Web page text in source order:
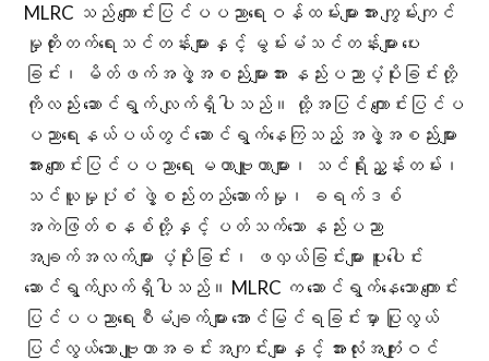
MLRC သည် ကျောင်းပြင်ပပညာရေးဝန်ထမ်းများအား ကျွမ်းကျင်
မှုတိုးတက်ရေးသင်တန်းများနှင့် မွမ်းမံသင်တန်းများ ပေး
ခြင်း၊ မိတ်ဖက်အဖွဲ့အစည်းများအား နည်းပညာပံ့ပိုးခြင်းတို့
ကိုလည်း ဆောင်ရွက် လျက်ရှိပါသည်။ ထို့အပြင် ကျောင်းပြင်ပ
ပညာရေးနယ်ပယ်တွင် ဆောင်ရွက်နေကြသည့် အဖွဲ့အစည်းများ
အား ကျောင်းပြင်ပပညာရေး မဟာဗျူဟာများ၊ သင်ရိုးညွှန်းတမ်း၊
သင်ယူမှုပုံစံ ဖွဲ့စည်းတည်ဆောက်မှု၊ ခရက်ဒစ်
အကဲဖြတ်စနစ်တို့နှင့် ပတ်သက်သော နည်းပညာ
အချက်အလက်များ ပံ့ပိုးခြင်း၊ ဖလှယ်ခြင်းများ ပူးပေါင်း
ဆောင်ရွက်လျက်ရှိပါသည်။ MLRC က ဆောင်ရွက်နေသော ကျောင်း
ပြင်ပပညာရေးစီမံချက်များ အောင်မြင်ရခြင်းမှာ ပြုလွယ်
ပြင်လွယ်သော ဗျူဟာအခင်းအကျင်းများနှင့် အားလုံးအကျုံးဝင်